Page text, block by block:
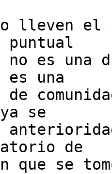
lleven el
puntual
es una
una
de
se
de
que se